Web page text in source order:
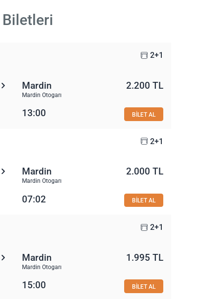
Biletleri
2+1
Mardin
Mardin Otogarı
2.200 TL
13:00 BİLET AL
2+1
Mardin
Mardin Otogarı
2.000 TL
07:02 BİLET AL
2+1
Mardin
Mardin Otogarı
1.995 TL
15:00 BİLET AL